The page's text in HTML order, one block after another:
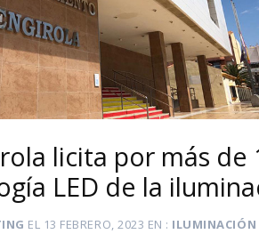
licita por más
LED de la
EL 13 FEBRERO, 2023 EN ILUMINACIÓN